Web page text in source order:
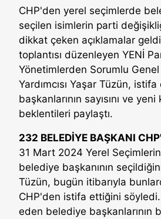
CHP'den yerel seçimlerde
seçilen isimlerin parti
dikkat çeken açıklamalar
toplantısı düzenleyen YENİ
Yönetimlerden Sorumlu
Yardımcısı Yaşar Tüzün,
başkanlarının sayısını ve
beklentileri paylaştı.
232 BELEDİYE BAŞKANI
31 Mart 2024 Yerel
belediye başkanının
Tüzün, bugün itibarıyla
CHP'den istifa ettiğini
eden belediye başkanlarının